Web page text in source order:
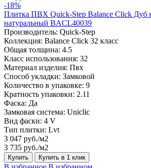
-18%
Плитка ПВХ Quick-Step Balance Click Дуб
натуральный BACL40039
Производитель: Quick-Step
Коллекция: Balance Click 32 класс
Общая толщина: 4.5
Класс использования: 32
Материал изделия: Пвх
Способ укладки: Замковой
Количество в упаковке: 9
Кратность упаковки: 2.11
Фаска: Да
Замковая система: Uniclic
Вид фаски: 4 V
Тип плитки: Lvt
3 047 руб./м2
3 735 руб./м2
Купить Купить в 1 клик